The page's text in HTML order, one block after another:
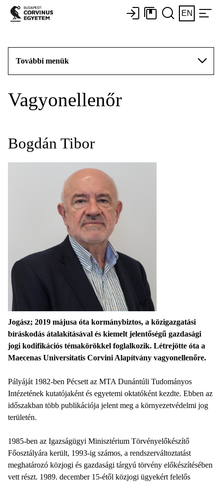
EN
További menük
Vagyonellenőr
Bogdán Tibor
Jogász; 2019 májusa óta kormánybiztos, a közigazgatási
bíráskodás átalakításával és kiemelt jelentőségű gazdasági
jogi kodifikációs témakörökkel foglalkozik. Létrejötte óta a
Maecenas Universitatis Corvini Alapítvány vagyonellenőre.
Pályáját 1982-ben Pécsett az MTA Dunántúli Tudományos
Intézetének kutatójaként és egyetemi oktatóként kezdte. Ebben az
időszakban több publikációja jelent meg a környezetvédelmi jog
területén.
1985-ben az Igazságügyi Minisztérium Törvényelőkészítő
Főosztályára került, 1993-ig számos, a rendszerváltoztatást
meghatározó közjogi és gazdasági tárgyú törvény előkészítésében
vett részt. 1989. december 15-étől közjogi ügyekért felelős